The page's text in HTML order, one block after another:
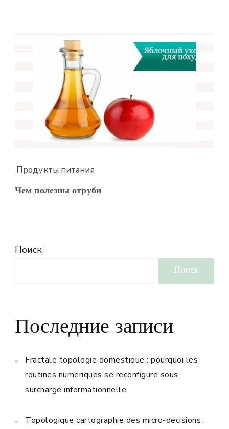
Продукты питания
Чем полезны отруби
Поиск
Поиск
Последние записи
Fractale topologie domestique : pourquoi les
routines numeriques se reconfigure sous
surcharge informationnelle
Topologique cartographie des micro-decisions :